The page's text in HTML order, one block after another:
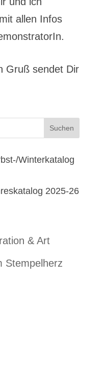
allen Infos
Gruß sendet Dir
Winterkatalog
2025-26
& Art
Stempelherz